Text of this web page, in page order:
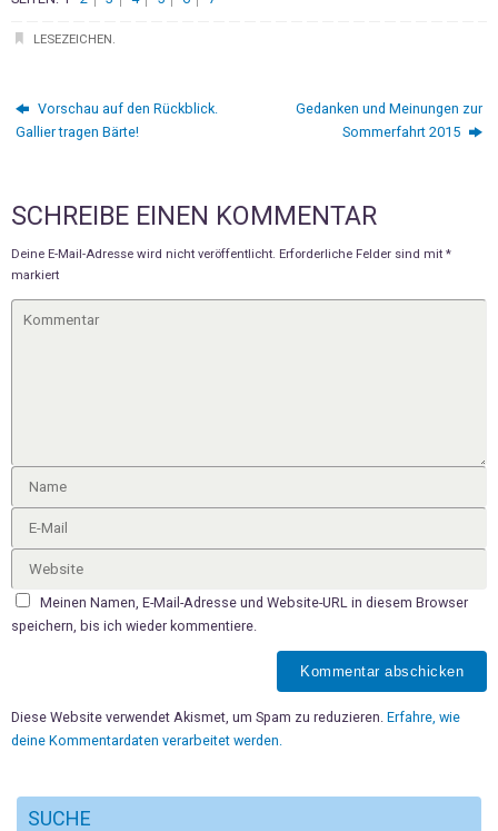
LESEZEICHEN.
Vorschau auf den Rückblick.
Gallier tragen Bärte!
Gedanken und Meinungen zur
Sommerfahrt 2015
SCHREIBE EINEN KOMMENTAR
Deine E-Mail-Adresse wird nicht veröffentlicht. Erforderliche Felder sind mit *
markiert
Meinen Namen, E-Mail-Adresse und Website-URL in diesem Browser
speichern, bis ich wieder kommentiere.
Diese Website verwendet Akismet, um Spam zu reduzieren. Erfahre, wie
deine Kommentardaten verarbeitet werden.
SUCHE